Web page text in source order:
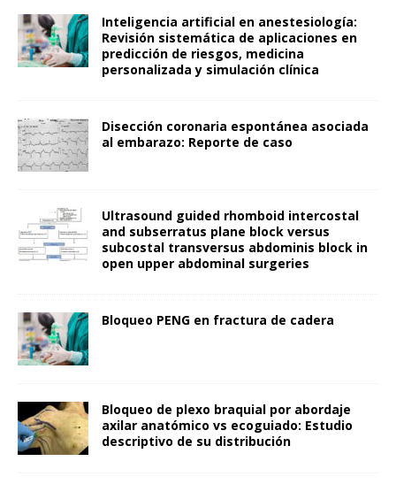
Inteligencia artificial en anestesiología:
Revisión sistemática de aplicaciones en
predicción de riesgos, medicina
personalizada y simulación clínica
Disección coronaria espontánea asociada
al embarazo: Reporte de caso
Ultrasound guided rhomboid intercostal
and subserratus plane block versus
subcostal transversus abdominis block in
open upper abdominal surgeries
Bloqueo PENG en fractura de cadera
Bloqueo de plexo braquial por abordaje
axilar anatómico vs ecoguiado: Estudio
descriptivo de su distribución